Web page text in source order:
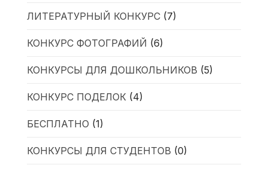
ЛИТЕРАТУРНЫЙ КОНКУРС(7)
КОНКУРС ФОТОГРАФИЙ (6)
КОНКУРСЫ ДЛЯ ДОШКОЛЬНИКОВ (5)
КОНКУРС ПОДЕЛОК (4)
БЕСПЛАТНО (1)
КОНКУРСЫ ДЛЯ СТУДЕНТОВ (0)